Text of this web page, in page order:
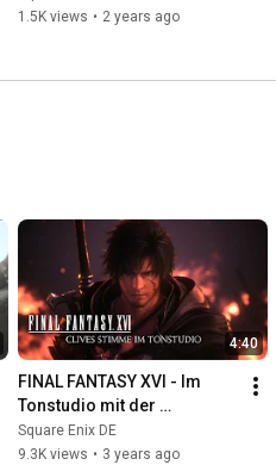
1.5K views • 2 years ago
4:40
FINAL FANTASY XVI - Im
Tonstudio mit der
deutschen Stimme von Clive
Rosfield
Square Enix DE
9.3K views • 3 years ago